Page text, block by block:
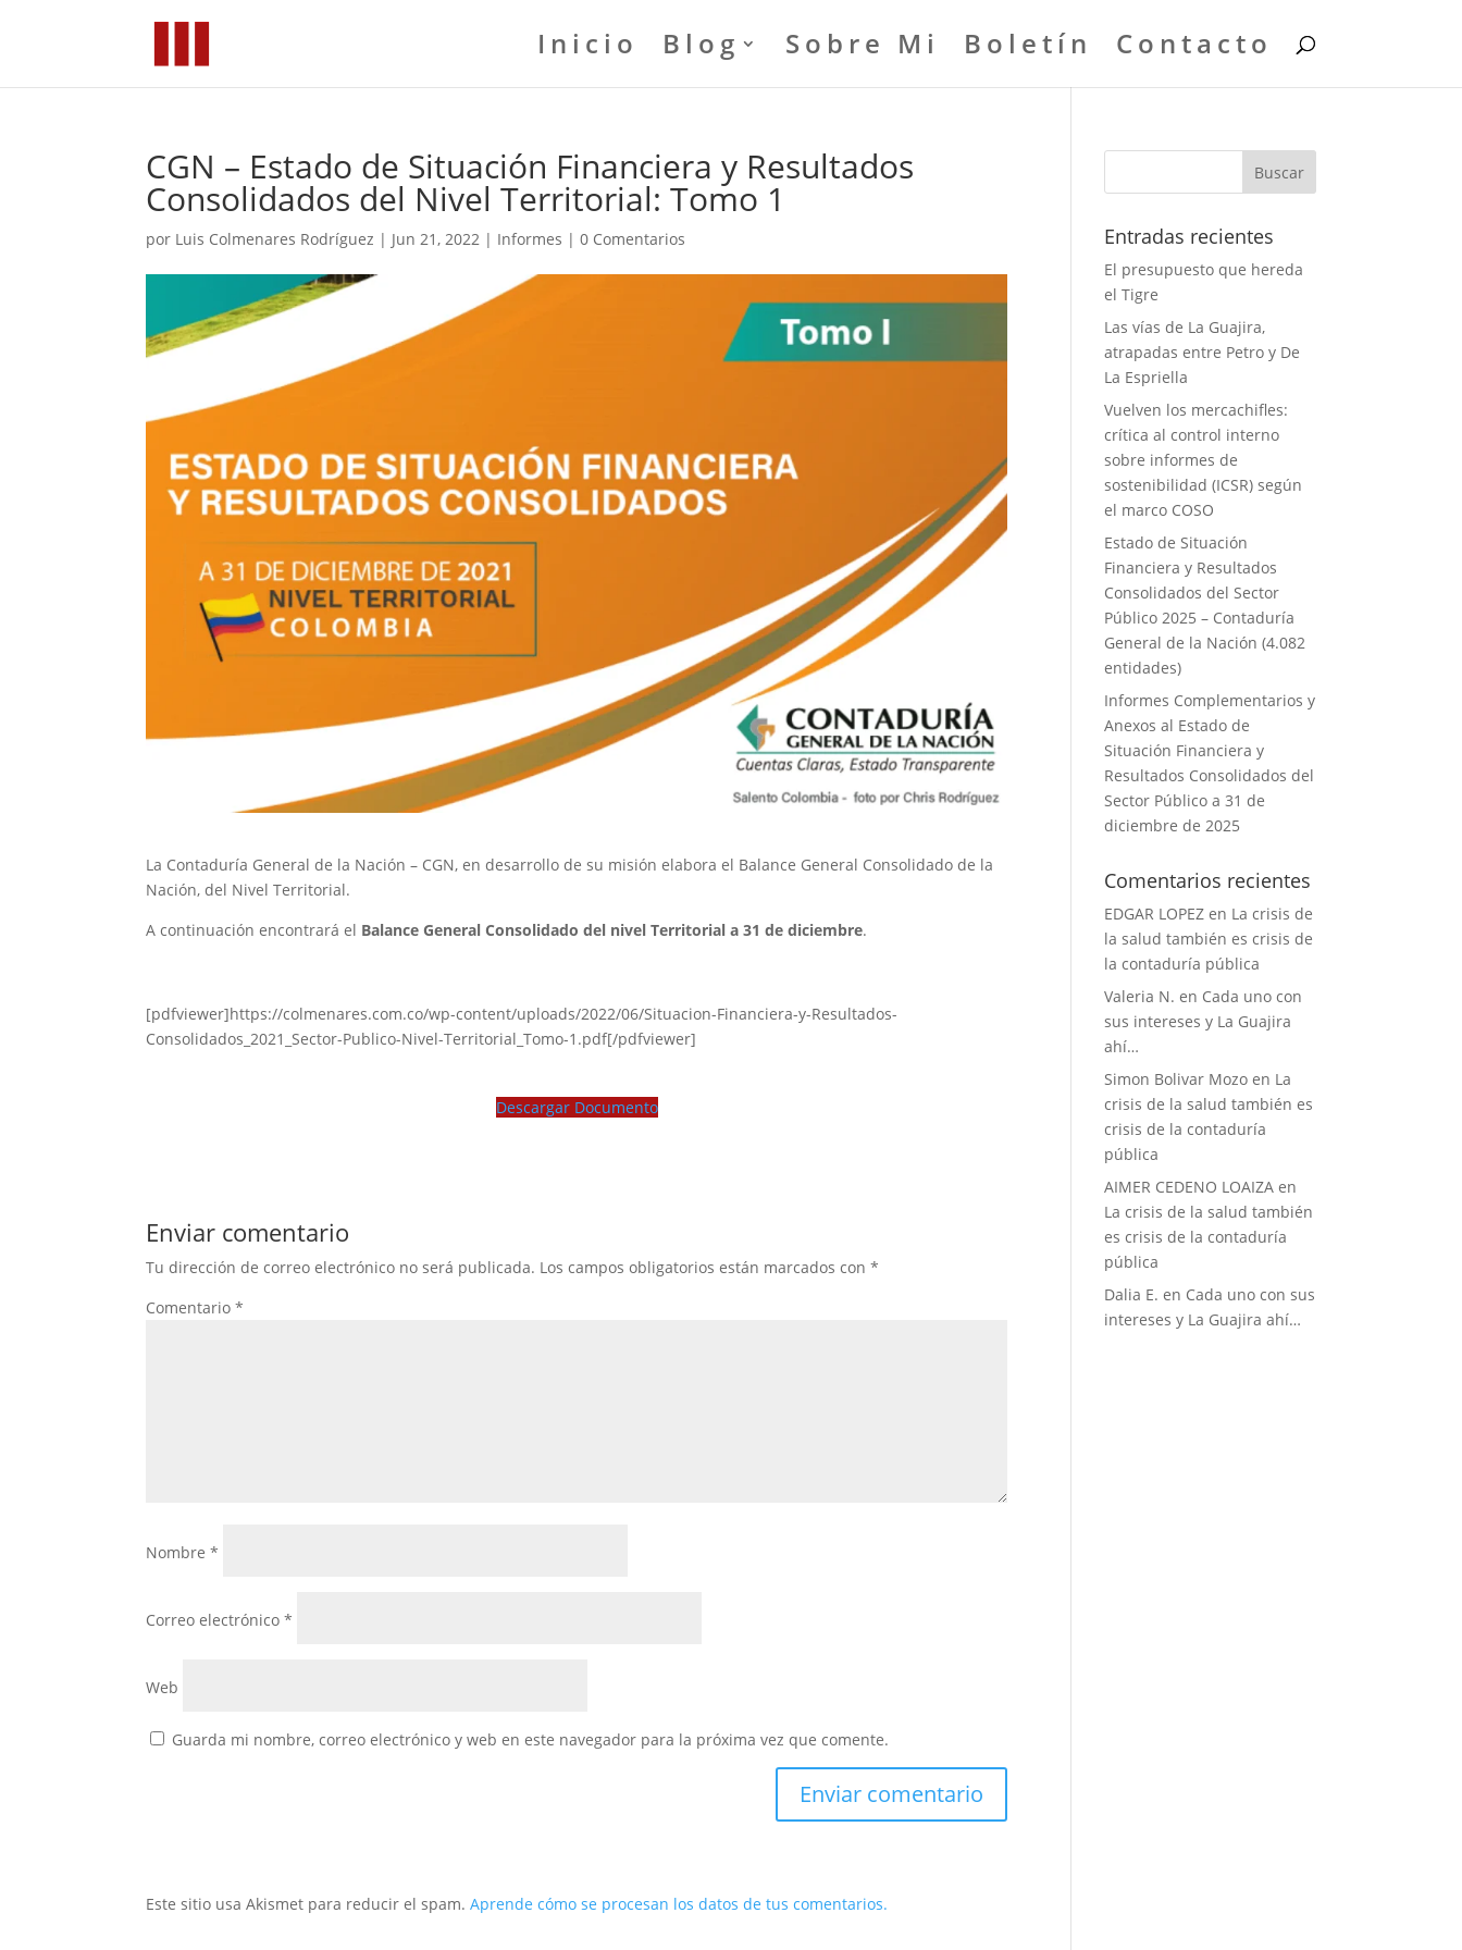
Inicio Blog Sobre Mi Boletín Contacto
CGN – Estado de Situación Financiera y Resultados
Consolidados del Nivel Territorial: Tomo 1
por Luis Colmenares Rodríguez | Jun 21, 2022 | Informes |0 Comentarios
La Contaduría General de la Nación – CGN, en desarrollo de su misión elabora el Balance General Consolidado de la
Nación, del Nivel Territorial.
A continuación encontrará el Balance General Consolidado del nivel Territorial a 31 de diciembre.
[pdfviewer]https://colmenares.com.co/wp-content/uploads/2022/06/Situacion-Financiera-y-Resultados-
Consolidados_2021_Sector-Publico-Nivel-Territorial_Tomo-1.pdf[/pdfviewer]
Descargar Documento
Enviar comentario
Tu dirección de correo electrónico no será publicada. Los campos obligatorios están marcados con*
Comentario*
Nombre*
Correo electrónico*
Web
Guarda mi nombre, correo electrónico y web en este navegador para la próxima vez que comente.
Este sitio usa Akismet para reducir el spam.Aprende cómo se procesan los datos de tus comentarios.
Entradas recientes
El presupuesto que hereda
el Tigre
Las vías de La Guajira,
atrapadas entre Petro y De
La Espriella
Vuelven los mercachifles:
crítica al control interno
sobre informes de
sostenibilidad (ICSR) según
el marco COSO
Estado de Situación
Financiera y Resultados
Consolidados del Sector
Público 2025 – Contaduría
General de la Nación (4.082
entidades)
Informes Complementarios y
Anexos al Estado de
Situación Financiera y
Resultados Consolidados del
Sector Público a 31 de
diciembre de 2025
Comentarios recientes
EDGAR LOPEZ en La crisis de
la salud también es crisis de
la contaduría pública
Valeria N. en Cada uno con
sus intereses y La Guajira
ahí…
Simon Bolivar Mozo en La
crisis de la salud también es
crisis de la contaduría
pública
AIMER CEDENO LOAIZA en
La crisis de la salud también
es crisis de la contaduría
pública
Dalia E. en Cada uno con sus
intereses y La Guajira ahí…